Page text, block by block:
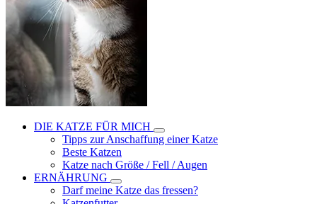
DIE KATZE FÜR MICH
Tipps zur Anschaffung einer Katze
Beste Katzen
Katze nach Größe / Fell / Augen
ERNÄHRUNG
Darf meine Katze das fressen?